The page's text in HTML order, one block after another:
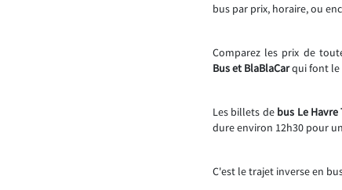
bus par prix, horaire, ou
Comparez les prix de
Bus et BlaBlaCarqui font le
Les billets de bus Le
dure environ 12h30 pour
C'est le trajet inverse en